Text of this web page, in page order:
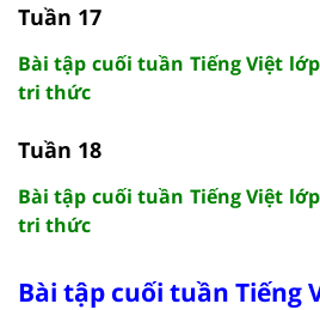
Tuần 17
Bài tập cuối tuần Tiếng Việt
tri thức
Tuần 18
Bài tập cuối tuần Tiếng Việt
tri thức
Bài tập cuối tuần Tiếng